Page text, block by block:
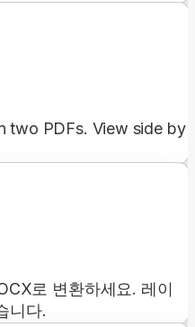
two PDFs. View side by
로 변환하세요. 레이
니다.